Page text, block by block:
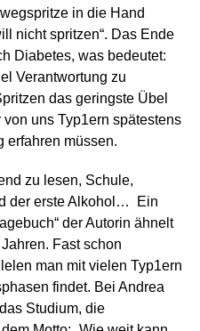
in die Hand
nicht spritzen“. Das Ende
Diabetes, was bedeutet:
Verantwortung zu
das geringste Übel
uns Typ1ern spätestens
erfahren müssen.
zu lesen, Schule,
der erste Alkohol… Ein
der Autorin ähnelt
Fast schon
man mit vielen Typ1ern
findet. Bei Andrea
Studium, die